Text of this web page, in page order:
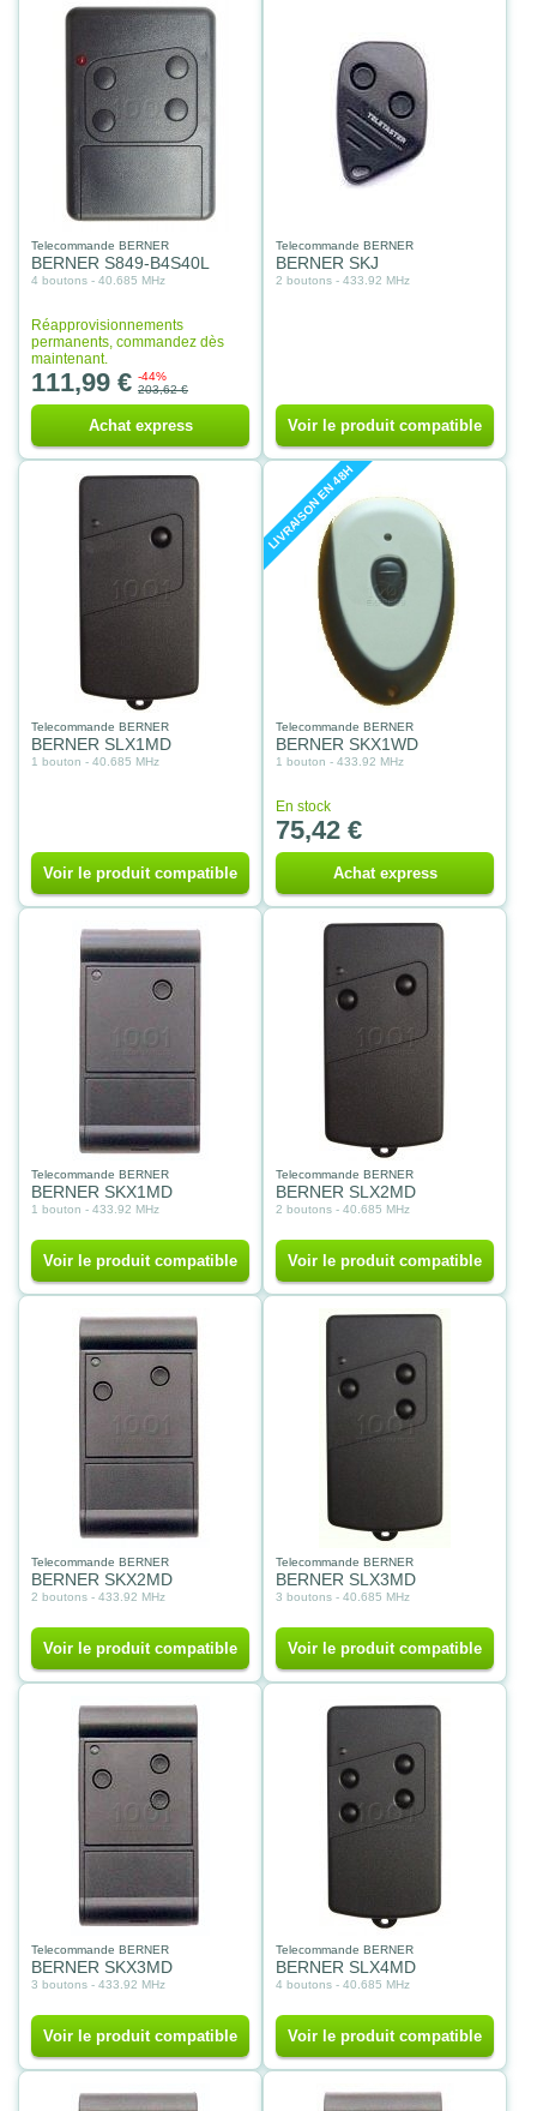
Telecommande BERNER
BERNER S849-B4S40L
4 boutons - 40.685 MHz
Réapprovisionnements
permanents, commandez dès
maintenant.
111,99 € -44%
203,62 €
Achat express
Telecommande BERNER
BERNER SKJ
2 boutons - 433.92 MHz
Voir le produit compatible
Telecommande BERNER
BERNER SLX1MD
1 bouton - 40.685 MHz
Voir le produit compatible
LIVRAISON EN 48H
Telecommande BERNER
BERNER SKX1WD
1 bouton - 433.92 MHz
En stock
75,42 €
Achat express
Telecommande BERNER
BERNER SKX1MD
1 bouton - 433.92 MHz
Voir le produit compatible
Telecommande BERNER
BERNER SLX2MD
2 boutons - 40.685 MHz
Voir le produit compatible
Telecommande BERNER
BERNER SKX2MD
2 boutons - 433.92 MHz
Voir le produit compatible
Telecommande BERNER
BERNER SLX3MD
3 boutons - 40.685 MHz
Voir le produit compatible
Telecommande BERNER
BERNER SKX3MD
3 boutons - 433.92 MHz
Voir le produit compatible
Telecommande BERNER
BERNER SLX4MD
4 boutons - 40.685 MHz
Voir le produit compatible